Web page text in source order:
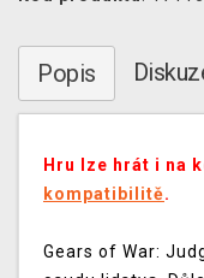
Popis
Hru lze hrát i na
kompatibilitě.
Gears of War: